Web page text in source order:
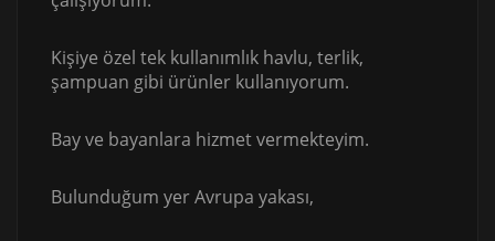
Kişiye özel tek kullanımlık havlu, terlik,
şampuan gibi ürünler kullanıyorum.
Bay ve bayanlara hizmet vermekteyim.
Bulunduğum yer Avrupa yakası,